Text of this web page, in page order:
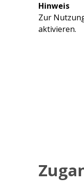
Hinweis
Zur
aktivieren.